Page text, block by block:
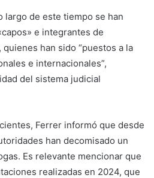
largo de este tiempo se han
e integrantes de
han sido “puestos a la
e internacionales”,
del sistema judicial
Ferrer informó que desde
han decomisado un
Es relevante mencionar que
realizadas en 2024, que